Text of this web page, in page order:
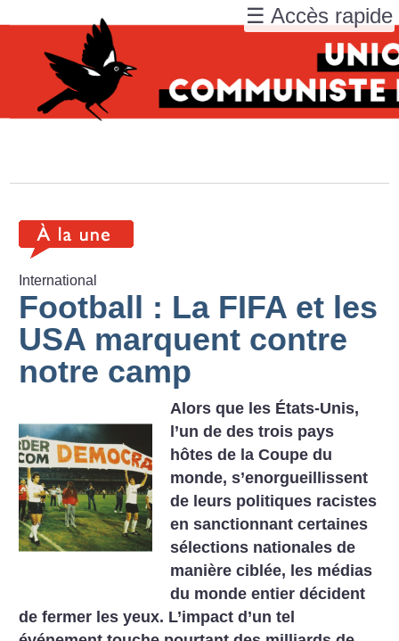
International
Football : La FIFA et les
USA marquent contre
notre camp
Alors que les États-Unis,
l’un de des trois pays
hôtes de la Coupe du
monde, s’enorgueillissent
de leurs politiques racistes
en sanctionnant certaines
sélections nationales de
manière ciblée, les médias
du monde entier décident
de fermer les yeux. L’impact d’un tel
☰ Accès rapide